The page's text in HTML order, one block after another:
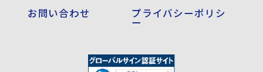
お問い合わせ
プライバシーポリシ
ー